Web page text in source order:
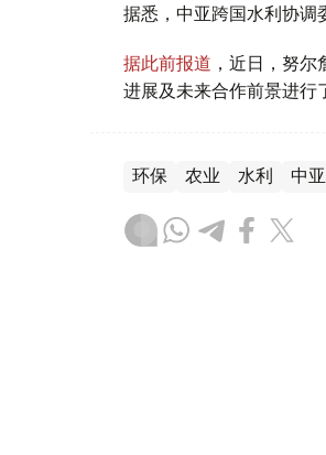
据悉，中亚跨国水利协调
据此前报道 ，近日，努
进展及未来合作前景进行
环保 农业 水利 中亚